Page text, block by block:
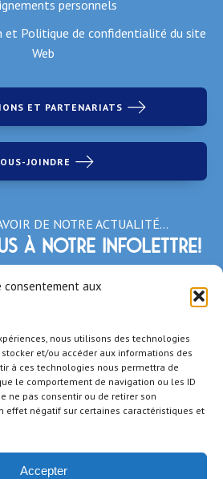
consentement aux
nous utilisons des technologies
et/ou accéder aux informations des
à ces technologies nous permettra de
le comportement de navigation ou les ID
ne pas consentir ou de retirer son
effet négatif sur certaines caractéristiques et
Accepter
personnels
et Politique de confidentialité du site
Web
ET PARTENARIATS
JOINDRE
DE NOTRE ACTUALITÉ…
à notre infolettre!